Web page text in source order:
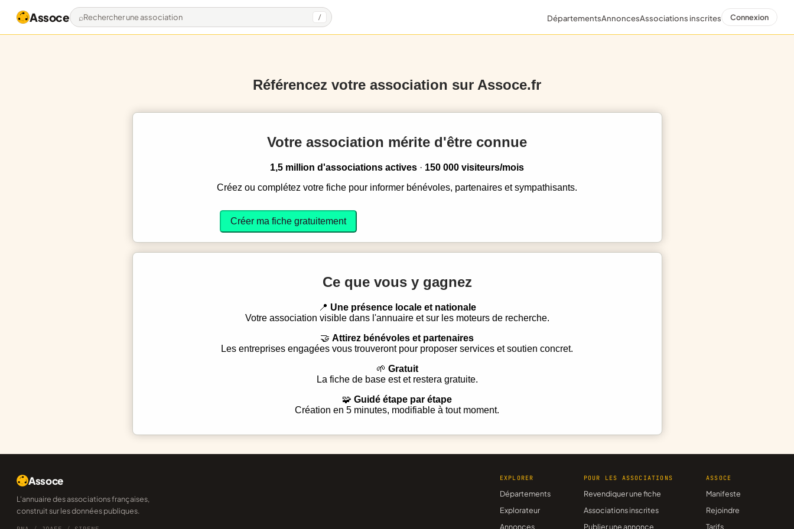
Assoce Rechercher une association / DépartementsAnnoncesAssociations inscrites Connexion
Référencez votre association sur Assoce.fr
Votre association mérite d'être connue
1,5 million d'associations actives · 150 000 visiteurs/mois
Créez ou complétez votre fiche pour informer bénévoles, partenaires et sympathisants.
Créer ma fiche gratuitement
Ce que vous y gagnez
Une présence locale et nationale
Votre association visible dans l'annuaire et sur les moteurs de recherche.
Attirez bénévoles et partenaires
Les entreprises engagées vous trouveront pour proposer services et soutien concret.
Gratuit
La fiche de base est et restera gratuite.
Guidé étape par étape
Création en 5 minutes, modifiable à tout moment.
Assoce
L'annuaire des associations françaises,
construit sur les données publiques.
EXPLORER
Départements
Explorateur
Annonces
POUR LES ASSOCIATIONS
Revendiquer une fiche
Associations inscrites
Publier une annonce
ASSOCE
Manifeste
Rejoindre
Tarifs